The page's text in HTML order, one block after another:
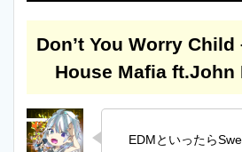
Don’t You Worry Child
House Mafia ft.John
EDMといったら